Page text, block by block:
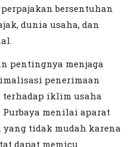
bersentuhan
dunia usaha, dan
pentingnya menjaga
penerimaan
iklim usaha
menilai aparat
yang tidak mudah karena
dapat memicu